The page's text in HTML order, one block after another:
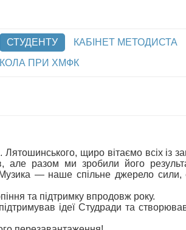
СТУДЕНТУ
КАБІНЕТ МЕТОДИСТА
ПРИ ХМФК
щиро вітаємо всіх із
але разом ми зробили його
— наше спільне джерело сили,
та підтримку впродовж року.
ідеї Студради та